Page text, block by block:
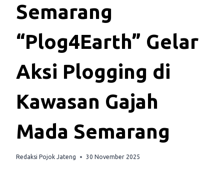
Semarang
“Plog4Earth” Gelar
Aksi Plogging di
Kawasan Gajah
Mada Semarang
Redaksi Pojok Jateng 30 November 2025